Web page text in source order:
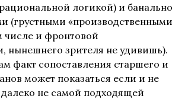
логикой) и банально
(грустными «производственными
числе и фронтовой
нынешнего зрителя не удивишь).
факт сопоставления старшего и
может показаться если и не
не самой подходящей